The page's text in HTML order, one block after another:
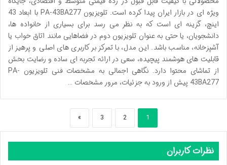
ویژه ای در بازار ایران پیدا کرده است. تلویزیون PA-43BA277 با ابعاد 43
اینچ، گزینه ای است که به نظر می رسد برای بسیاری از خانواده ها،
دانشجویان، یا حتی به عنوان تلویزیون دوم در فضاهایی مانند اتاق خواب یا
آشپزخانه، مناسب باشد. این مدل، با تمرکز بر کاربری های اصلی و پرهیز از
قابلیت های هوشمند پیچیده، سعی در ارائه تجربه ای ساده و رضایت بخش
از تماشای محتوا دارد. نگاهی اجمالی به مشخصات فنی تلویزیون PA-
43BA277 پیش از ورود به جزئیات، مرور مشخصات …
1
2
3
»
نظرات کاربران